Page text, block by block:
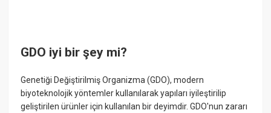
GDO iyi bir şey mi?
Genetiği Değiştirilmiş Organizma (GDO), modern
biyoteknolojik yöntemler kullanılarak yapıları iyileştirilip
geliştirilen ürünler için kullanılan bir deyimdir. GDO'nun zararı